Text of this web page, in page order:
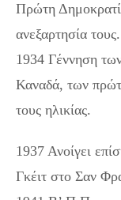
Πρώτη
ανεξαρτησία τους.
1934 Γέννηση
Καναδά, των
τους ηλικίας.
1937 Ανοίγει
Γκέιτ στο Σαν